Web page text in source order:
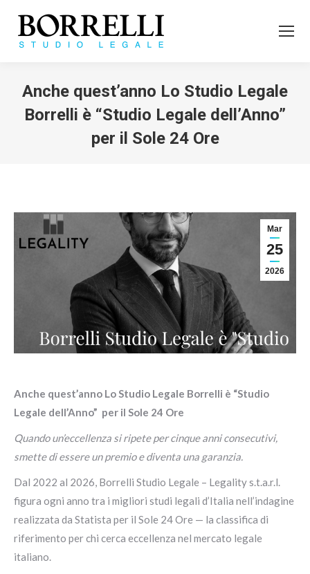
Anche quest’anno Lo Studio Legale
Borrelli è “Studio Legale dell’Anno”
per il Sole 24 Ore
Mar
25
2026
Anche quest’anno Lo Studio Legale Borrelli è “Studio
Legale dell’Anno” per il Sole 24 Ore
Quando un’eccellenza si ripete per cinque anni consecutivi,
smette di essere un premio e diventa una garanzia.
Dal 2022 al 2026, Borrelli Studio Legale – Legality s.t.a.r.l.
figura ogni anno tra i migliori studi legali d’Italia nell’indagine
realizzata da Statista per il Sole 24 Ore — la classifica di
riferimento per chi cerca eccellenza nel mercato legale
italiano.